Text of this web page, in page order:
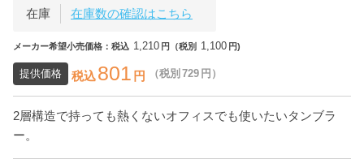
在庫 在庫数の確認はこちら
メーカー希望小売価格：税込 1,210 円（税別 1,100 円)
提供価格 税込801 円 （税別 729 円）
2層構造で持っても熱くないオフィスでも使いたいタンブラ
ー。